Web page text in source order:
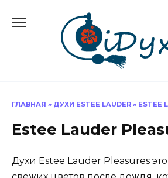
содержанию
ГЛАВНАЯ » ДУХИ ESTEE LAUDER » ESTEE
Estee Lauder
Духи Estee Lauder Pleasures